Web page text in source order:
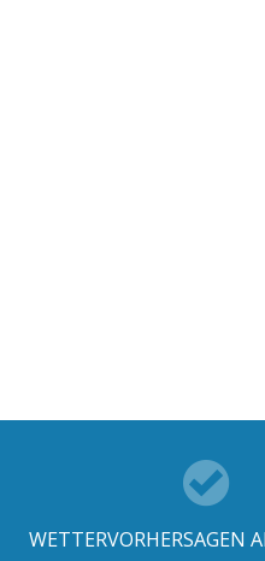
WETTERVORHERSAGEN